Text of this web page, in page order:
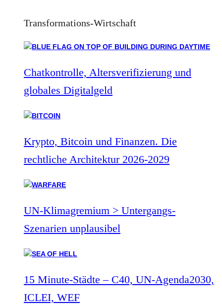
Transformations-Wirtschaft
Chatkontrolle, Altersverifizierung und
globales Digitalgeld
Krypto, Bitcoin und Finanzen. Die
rechtliche Architektur 2026-2029
UN-Klimagremium > Untergangs-
Szenarien unplausibel
15 Minute-Städte – C40, UN-Agenda2030,
ICLEI, WEF